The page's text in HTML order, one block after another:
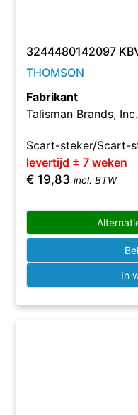
3244480142097
THOMSON
Fabrikant
Talisman Brands, Inc.
Scart-steker/Scart-
levertijd ± 7 weken
€ 19,83 incl. BTW
In